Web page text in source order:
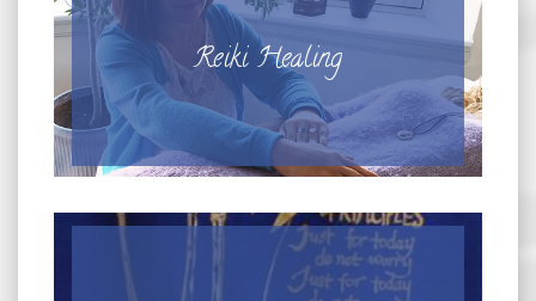
Reiki Healing